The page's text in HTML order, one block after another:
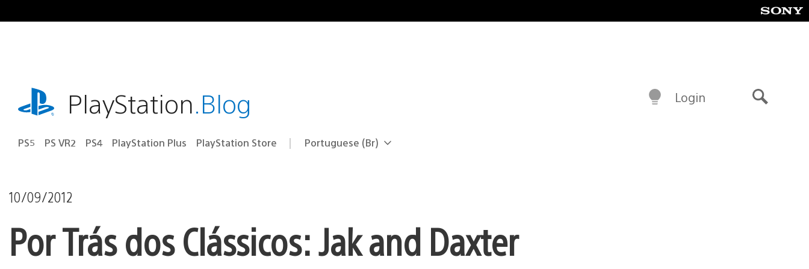
para
playstation.comPlayStation.Blog
PS5 PS VR2 PS4 PlayStation Plus PlayStation Store Selecione
Região
Portuguese (Br)
Login
10/09/2012
Por Trás dos Clássicos: Jak and Daxter